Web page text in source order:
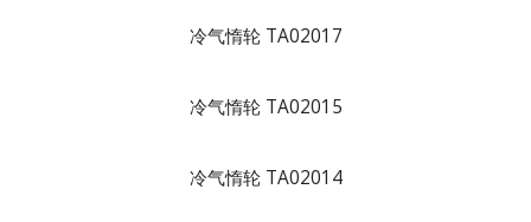
冷气惰轮 TA02017
冷气惰轮 TA02015
冷气惰轮 TA02014